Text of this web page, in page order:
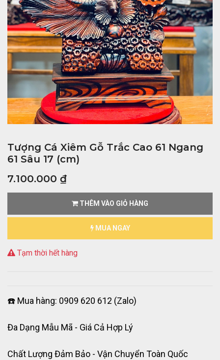
Tượng Cá Xiêm Gỗ Trắc Cao 61 Ngang
61 Sâu 17 (cm)
7.100.000 ₫
THÊM VÀO GIỎ HÀNG
MUA NGAY
Tạm thời hết hàng
☎️ Mua hàng: 0909 620 612 (Zalo)
Đa Dạng Mẫu Mã - Giá Cả Hợp Lý
Chất Lượng Đảm Bảo - Vận Chuyển Toàn Quốc